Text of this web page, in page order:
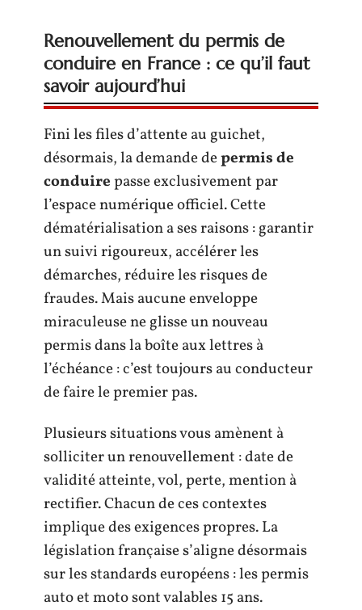
Renouvellement du permis de
conduire en France : ce qu’il faut
savoir aujourd’hui
Fini les files d’attente au guichet,
désormais, la demande depermis de
conduirepasse exclusivement par
l’espace numérique officiel. Cette
dématérialisation a ses raisons : garantir
un suivi rigoureux, accélérer les
démarches, réduire les risques de
fraudes. Mais aucune enveloppe
miraculeuse ne glisse un nouveau
permis dans la boîte aux lettres à
l’échéance : c’est toujours au conducteur
de faire le premier pas.
Plusieurs situations vous amènent à
solliciter un renouvellement : date de
validité atteinte, vol, perte, mention à
rectifier. Chacun de ces contextes
implique des exigences propres. La
législation française s’aligne désormais
sur les standards européens : les permis
auto et moto sont valables 15 ans.